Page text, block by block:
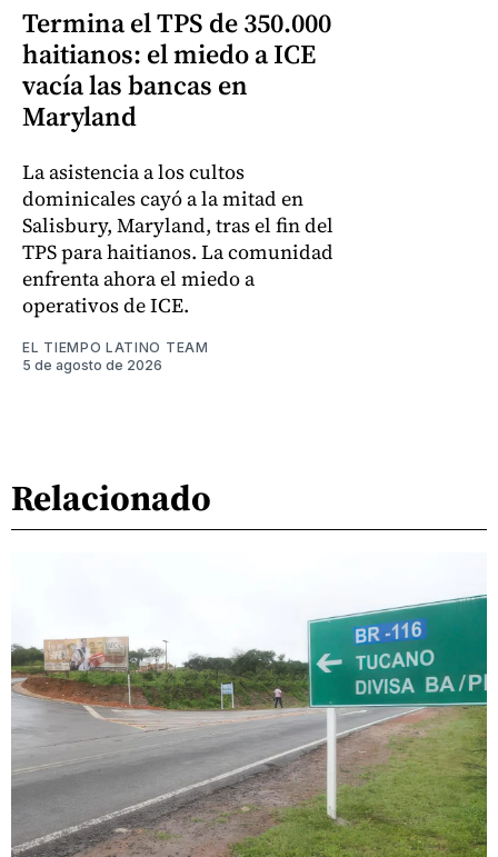
Termina el TPS de 350.000
haitianos: el miedo a ICE
vacía las bancas en
Maryland
La asistencia a los cultos
dominicales cayó a la mitad en
Salisbury, Maryland, tras el fin del
TPS para haitianos. La comunidad
enfrenta ahora el miedo a
operativos de ICE.
EL TIEMPO LATINO TEAM
5 de agosto de 2026
Relacionado